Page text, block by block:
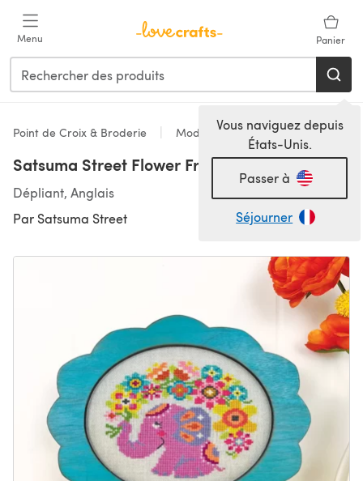
Menu Panier
Vous naviguez depuis
États-Unis.
Passer à
Séjourner
Point de Croix & Broderie Modèles
Satsuma Street Flower Friends: Ellie
Dépliant, Anglais
Par Satsuma Street